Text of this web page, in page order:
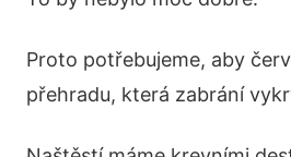
Proto potřebujeme, aby
přehradu, která zabrání